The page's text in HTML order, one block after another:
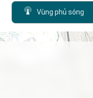
Vùng phủ sóng